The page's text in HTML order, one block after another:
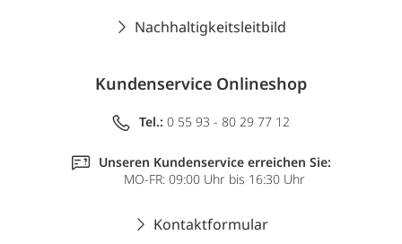
Nachhaltigkeitsleitbild
Kundenservice Onlineshop
Tel.: 0 55 93 - 80 29 77 12
Unseren Kundenservice erreichen Sie:
MO-FR: 09:00 Uhr bis 16:30 Uhr
Kontaktformular